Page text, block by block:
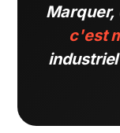
c'est